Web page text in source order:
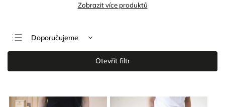
Zobrazit více produktů
Doporučujeme
Nejlevnější
Nejdražší
Abecedně
Otevřít filtr